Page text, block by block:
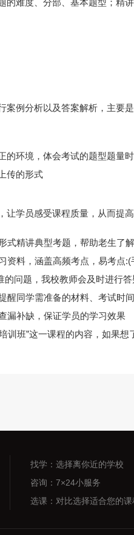
的难度、分部、基本题型；精
案例分析以及答案解析，主要
的环境，体会考试的题型题量
传的形式
让学员感受课程质量，从而提
式精讲典型考题，帮助老生了
资料，涵盖高频考点，易考点:(
的问题，我校教师会及时进行
醒同学需准备的材料、考试时
漏补缺，保证学员的学习效果
训班”这一课程的内容，如果
找学：选择离你近的学校
咨询：7×24小服务
选课：对比选择适合您的课